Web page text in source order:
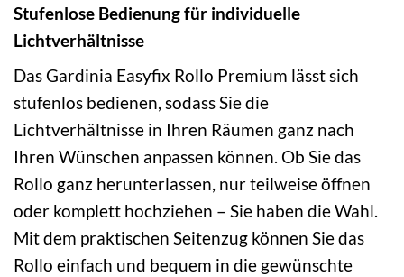
Stufenlose Bedienung für individuelle
Lichtverhältnisse
Das Gardinia Easyfix Rollo Premium lässt sich
stufenlos bedienen, sodass Sie die
Lichtverhältnisse in Ihren Räumen ganz nach
Ihren Wünschen anpassen können. Ob Sie das
Rollo ganz herunterlassen, nur teilweise öffnen
oder komplett hochziehen – Sie haben die Wahl.
Mit dem praktischen Seitenzug können Sie das
Rollo einfach und bequem in die gewünschte